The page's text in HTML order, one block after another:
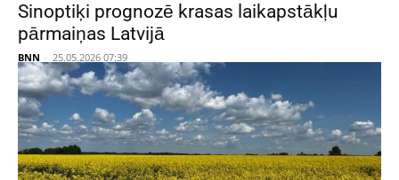
Sinoptiķi prognozē krasas laikapstākļu
pārmaiņas Latvijā
BNN - 25.05.2026 07:39